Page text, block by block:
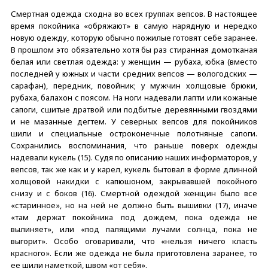
Смертная одежда сходна во всех группах вепсов. В настоящее
время покойника «обряжают» в самую нарядную и нередко
новую одежду, которую обычно пожилые готовят себе заранее.
В прошлом это обязательно хотя бы раз стиранная домотканая
белая или светлая одежда: у женщин — рубаха, юбка (вместо
последней у южных и части средних вепсов — вологодских —
сарафан), передник, повойник; у мужчин холщовые брюки,
рубаха, балахон с поясом. На ноги надевали лапти или кожаные
сапоги, сшитые дратвой или подбитые деревянными гвоздями
и не мазанные дегтем. У северных вепсов для покойников
шили и специальные остроконечные полотняные сапоги.
Сохранились воспоминания, что раньше поверх одежды
надевали кукель (15). Судя по описанию наших информаторов, у
вепсов, так же как и у карел, кукель бытовал в форме длинной
холщовой накидки с капюшоном, закрывавшей покойного
снизу и с боков (16). Смертной одеждой женщин было все
«старинное», но на ней не должно быть вышивки (17), иначе
«там держат покойника под дождем, пока одежда не
вылиняет», или «под палящими лучами солнца, пока не
выгорит». Особо оговаривали, что «нельзя ничего класть
красного». Если же одежда не была приготовлена заранее, то
ее шили наметкой, швом «от себя».